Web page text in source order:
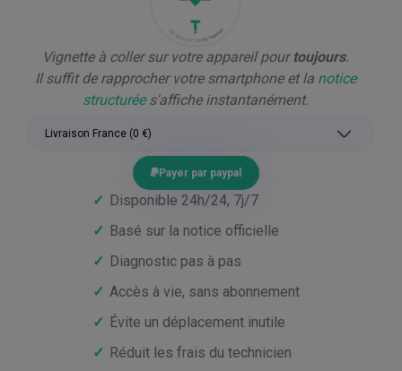
Vignette à coller sur votre appareil pour toujours.
Il suffit de rapprocher votre smartphone et la notice
structurées'affiche instantanément.
Payer par paypal
✓ Disponible 24h/24, 7j/7
✓ Basé sur la notice officielle
✓ Diagnostic pas à pas
✓ Accès à vie, sans abonnement
✓ Évite un déplacement inutile
✓ Réduit les frais du technicien